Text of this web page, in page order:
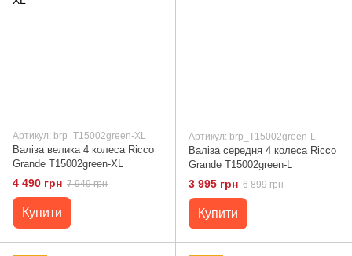
Артикул: brp_T15002green-XL
Валіза велика 4 колеса Ricco
Grande T15002green-XL
4 490 грн 7 949 грн
Купити
Артикул: brp_T15002green-L
Валіза середня 4 колеса Ricco
Grande T15002green-L
3 995 грн 6 899 грн
Купити